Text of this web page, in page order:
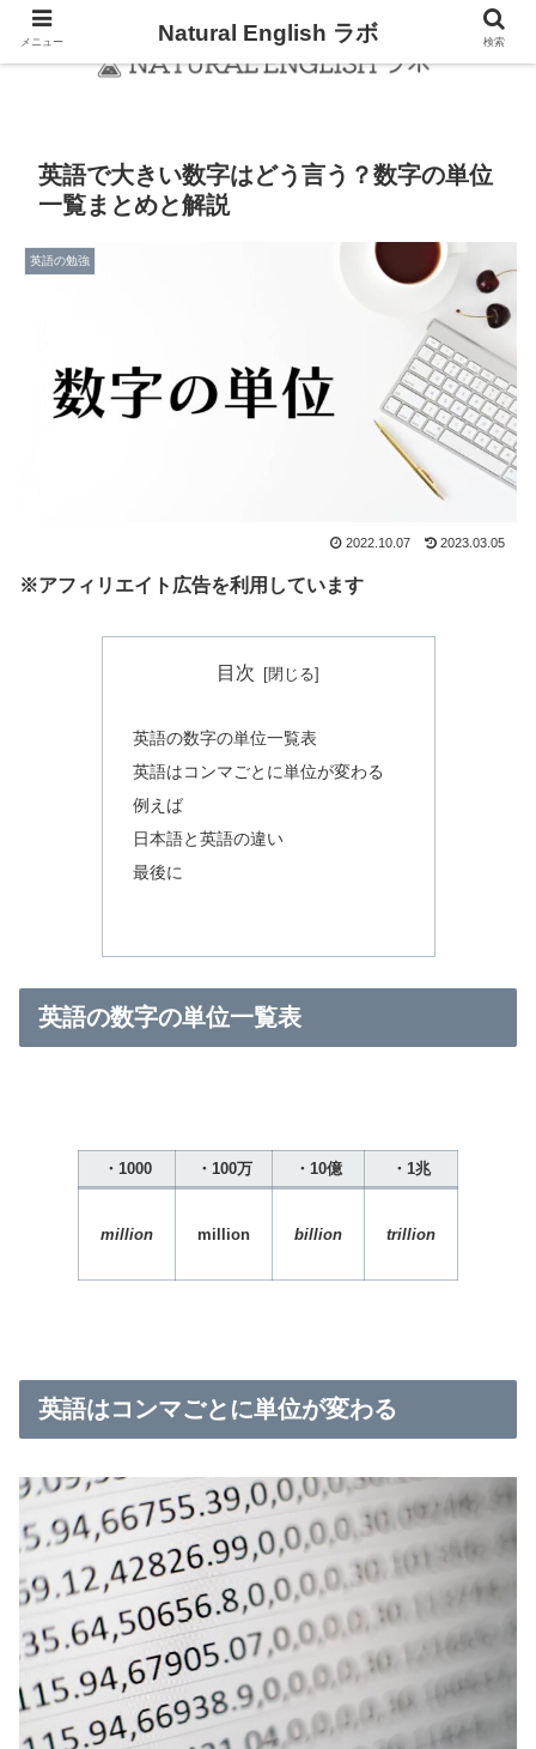
英語で大きい数字はどう言う？数字の単位
一覧まとめと解説
英語の勉強
2022.10.07 2023.03.05
※アフィリエイト広告を利用しています
目次
英語の数字の単位一覧表
英語はコンマごとに単位が変わる
例えば
日本語と英語の違い
最後に
英語の数字の単位一覧表
・1000 ・100万 ・10億 ・1兆
million million billion trillion
英語はコンマごとに単位が変わる
メニュー Natural English ラボ 検索